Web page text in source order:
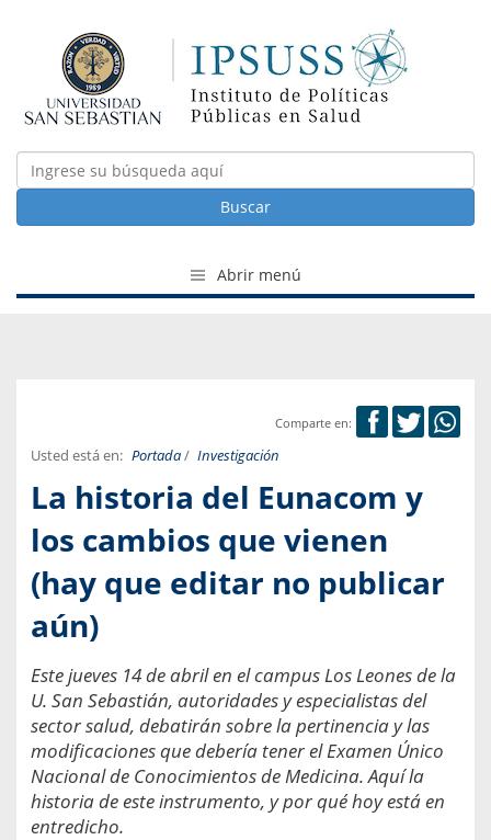
Buscar
Abrir menú
Comparte en:
Usted está en: Portada/ Investigación
La historia del Eunacom y
los cambios que vienen
(hay que editar no publicar
aún)
Este jueves 14 de abril en el campus Los Leones de la
U. San Sebastián, autoridades y especialistas del
sector salud, debatirán sobre la pertinencia y las
modificaciones que debería tener el Examen Único
Nacional de Conocimientos de Medicina. Aquí la
historia de este instrumento, y por qué hoy está en
entredicho.